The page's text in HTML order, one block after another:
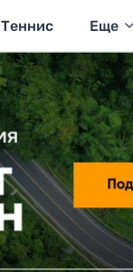
Теннис Еще